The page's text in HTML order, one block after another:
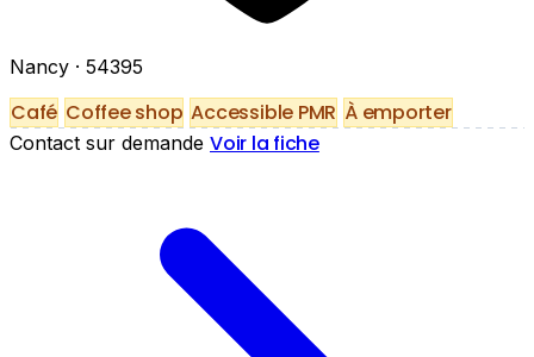
Nancy · 54395
Café Coffee shop Accessible PMR À emporter
Contact sur demande Voir la fiche